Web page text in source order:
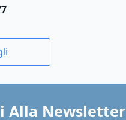
Alla Newsletter